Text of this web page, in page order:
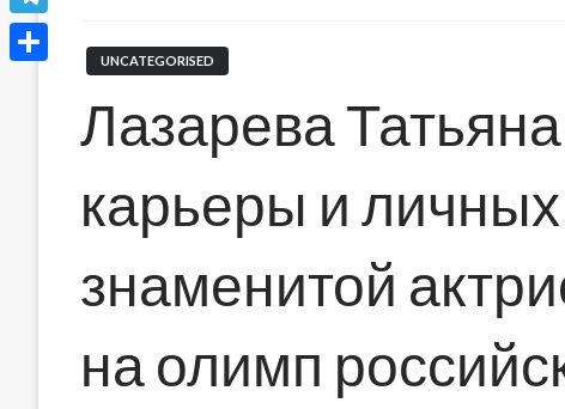
UNCATEGORISED
Лазарева
карьеры и
знаменитой
на олимп
Telegram
Отправить